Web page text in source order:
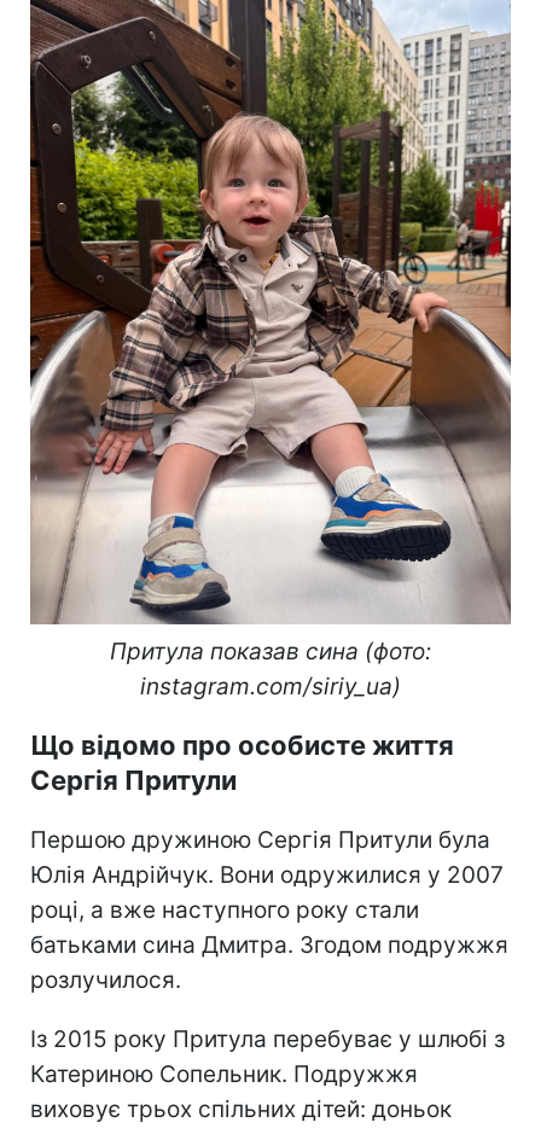
Притула показав сина (фото:
instagram.com/siriy_ua)
Що відомо про особисте життя
Сергія Притули
Першою дружиною Сергія Притули була
Юлія Андрійчук. Вони одружилися у 2007
році, а вже наступного року стали
батьками сина Дмитра. Згодом подружжя
розлучилося.
Із 2015 року Притула перебуває у шлюбі з
Катериною Сопельник. Подружжя
виховує трьох спільних дітей: доньок